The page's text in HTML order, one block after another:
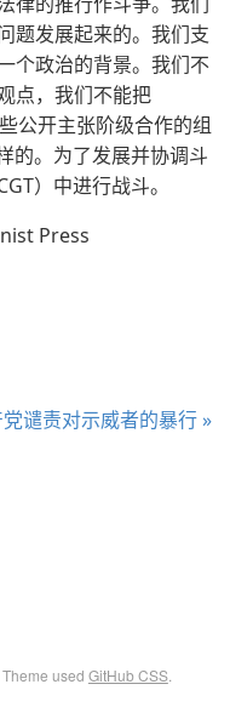
题发展起来的。我们支
个政治的背景。我们不
点，我们不能把
公开主张阶级合作的组
的。为了发展并协调斗
）中进行战斗。
Press
谴责对示威者的暴行 »
used GitHub CSS.